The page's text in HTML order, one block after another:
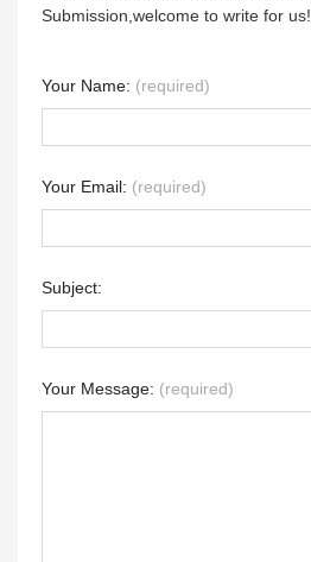
Submission,welcome to write for us!
Your Name: (required)
Your Email: (required)
Subject:
Your Message: (required)